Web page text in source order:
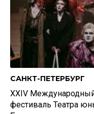
САНКТ-ПЕТЕРБУРГ
XXIV
фестиваль Театра